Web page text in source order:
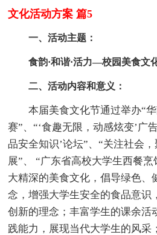
文化活动方案 篇5
一、活动主题：
食韵·和谐·活力—校园美食文
二、活动内容和意义：
本届美食文化节通过举办“华
赛”、“‘食趣无限，动感炫变’广
品安全知识’论坛”、“关注社会
展”、 “广东省高校大学生西餐
大精深的美食文化，倡导绿色、
念，增强大学生安全的食品意识
创新的理念；丰富学生的课余活
践能力，展现当代大学生的风采